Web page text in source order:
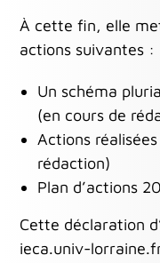
À cette fin, elle
actions suivantes :
Un schéma
(en cours de
Actions
rédaction)
Plan d’actions
Cette déclaration
ieca.univ-